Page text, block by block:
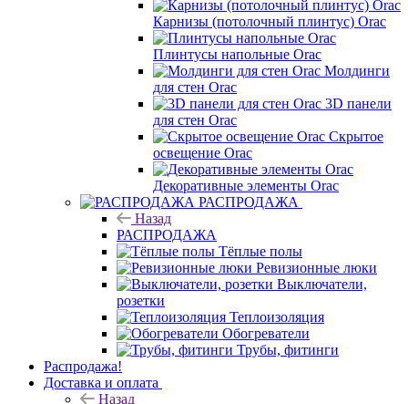
Карнизы (потолочный плинтус) Orac
Плинтусы напольные Orac
Молдинги
для стен Orac
3D панели
для стен Orac
Скрытое
освещение Orac
Декоративные элементы Orac
РАСПРОДАЖА
Назад
РАСПРОДАЖА
Тёплые полы
Ревизионные люки
Выключатели,
розетки
Теплоизоляция
Обогреватели
Трубы, фитинги
Распродажа!
Доставка и оплата
Назад